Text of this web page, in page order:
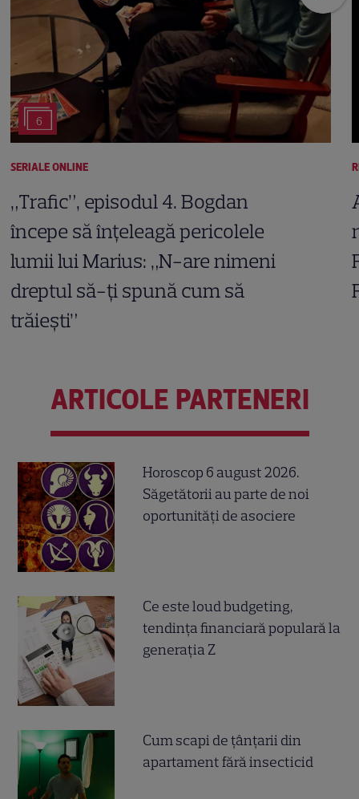
6
SERIALE ONLINE
„Trafic”, episodul 4. Bogdan
începe să înțeleagă pericolele
lumii lui Marius: „N-are nimeni
dreptul să-ți spună cum să
trăiești”
ARTICOLE PARTENERI
Horoscop 6 august 2026.
Săgetătorii au parte de noi
oportunități de asociere
Ce este loud budgeting,
tendința financiară populară la
generația Z
Cum scapi de țânțarii din
apartament fără insecticid